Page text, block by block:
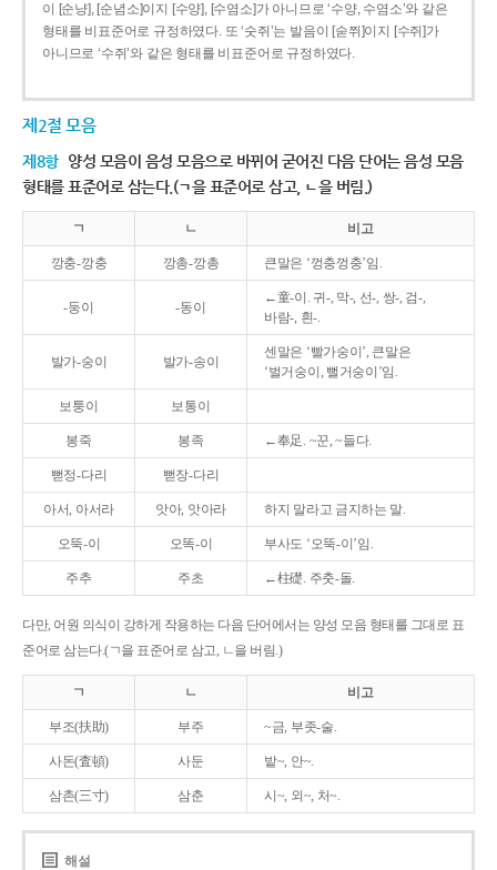
이 [순냥], [순념소]이지 [수양], [수염소]가 아니므로 ‘수양, 수염소’와 같은
형태를 비표준어로 규정하였다. 또 ‘숫쥐’는 발음이 [숟쮜]이지 [수쥐]가
아니므로 ‘수쥐’와 같은 형태를 비표준어로 규정하였다.
제2절 모음
제8항 양성 모음이 음성 모음으로 바뀌어 굳어진 다음 단어는 음성 모음
형태를 표준어로 삼는다.(ㄱ을 표준어로 삼고, ㄴ을 버림.)
ㄱ ㄴ 비고
깡충-깡충 깡총-깡총 큰말은 ‘껑충껑충’임.
-둥이 -동이
←童-이. 귀-, 막-, 선-, 쌍-, 검-,
바람-, 흰-.
발가-숭이 발가-송이
센말은 ‘빨가숭이’, 큰말은
‘벌거숭이, 뻘거숭이’임.
보퉁이 보통이
봉죽 봉족 ←奉足. ~꾼, ~들다.
뻗정-다리 뻗장-다리
아서, 아서라 앗아, 앗아라 하지 말라고 금지하는 말.
오뚝-이 오똑-이 부사도 ‘오뚝-이’임.
주추 주초 ←柱礎. 주춧-돌.
다만, 어원 의식이 강하게 작용하는 다음 단어에서는 양성 모음 형태를 그대로 표
준어로 삼는다.(ㄱ을 표준어로 삼고, ㄴ을 버림.)
ㄱ ㄴ 비고
부조(扶助) 부주 ~금, 부좃-술.
사돈(査頓) 사둔 밭~, 안~.
삼촌(三寸) 삼춘 시~, 외~, 처~.
해설